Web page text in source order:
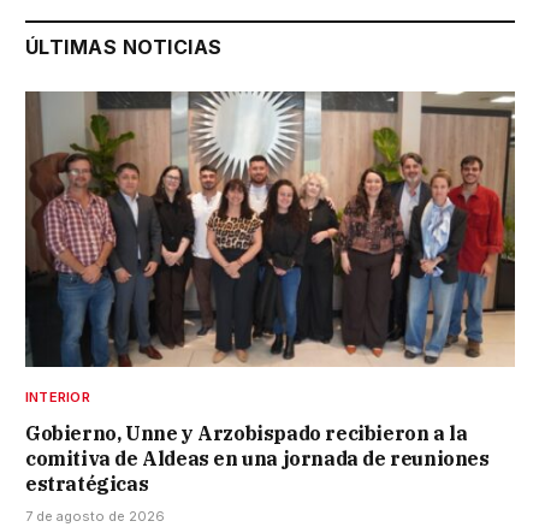
ÚLTIMAS NOTICIAS
INTERIOR
Gobierno, Unne y Arzobispado recibieron a la
comitiva de Aldeas en una jornada de reuniones
estratégicas
7 de agosto de 2026